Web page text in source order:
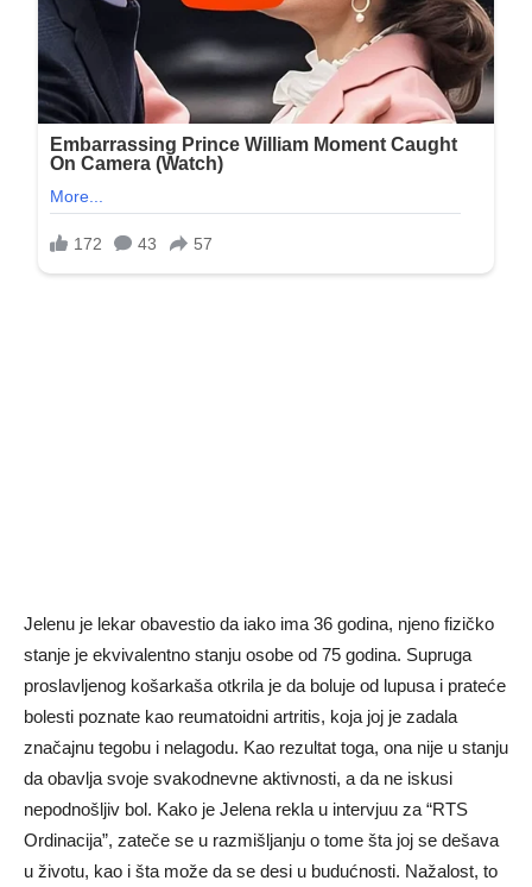
Jelenu je lekar obavestio da iako ima 36 godina, njeno fizičko
stanje je ekvivalentno stanju osobe od 75 godina. Supruga
proslavljenog košarkaša otkrila je da boluje od lupusa i prateće
bolesti poznate kao reumatoidni artritis, koja joj je zadala
značajnu tegobu i nelagodu. Kao rezultat toga, ona nije u stanju
da obavlja svoje svakodnevne aktivnosti, a da ne iskusi
nepodnošljiv bol. Kako je Jelena rekla u intervjuu za “RTS
Ordinacija”, zateče se u razmišljanju o tome šta joj se dešava
u životu, kao i šta može da se desi u budućnosti. Nažalost, to